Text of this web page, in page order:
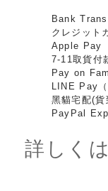
Bank
クレジット
Apple Pay
7-11取貨付
Pay on
LINE Pay
黑貓宅配(貨
PayPal
詳しく